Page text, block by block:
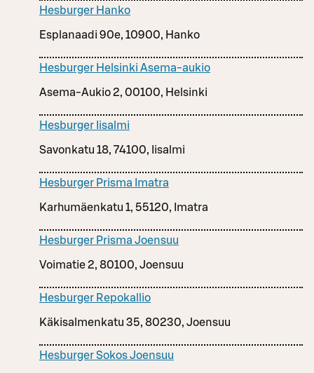
Hesburger Hanko
Esplanaadi 90e, 10900, Hanko
Hesburger Helsinki Asema-aukio
Asema-Aukio 2, 00100, Helsinki
Hesburger Iisalmi
Savonkatu 18, 74100, Iisalmi
Hesburger Prisma Imatra
Karhumäenkatu 1, 55120, Imatra
Hesburger Prisma Joensuu
Voimatie 2, 80100, Joensuu
Hesburger Repokallio
Käkisalmenkatu 35, 80230, Joensuu
Hesburger Sokos Joensuu